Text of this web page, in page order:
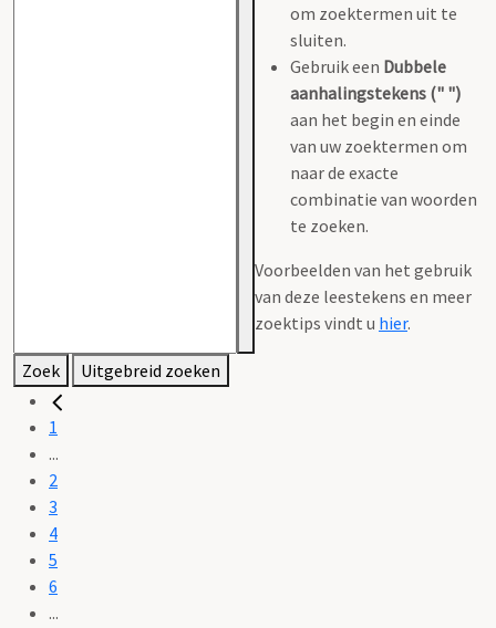
om zoektermen uit te
sluiten.
Gebruik een Dubbele
aanhalingstekens (" ")
aan het begin en einde
van uw zoektermen om
naar de exacte
combinatie van woorden
te zoeken.
Voorbeelden van het gebruik
van deze leestekens en meer
zoektips vindt u hier.
Zoek Uitgebreid zoeken
1
...
2
3
4
5
6
...